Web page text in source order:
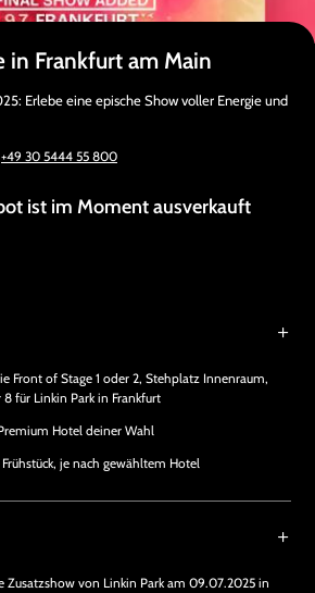
in Frankfurt am Main
Erlebe eine epische Show voller Energie und
+49 30 5444 55 800
ist im Moment ausverkauft
Front of Stage 1 oder 2, Stehplatz Innenraum,
für Linkin Park in Frankfurt
Hotel deiner Wahl
je nach gewähltem Hotel
Zusatzshow von Linkin Park am 09.07.2025 in